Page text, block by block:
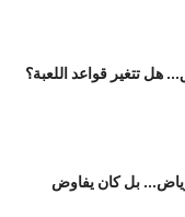
هل تتغير قواعد اللعبة؟
بل كان يفاوض